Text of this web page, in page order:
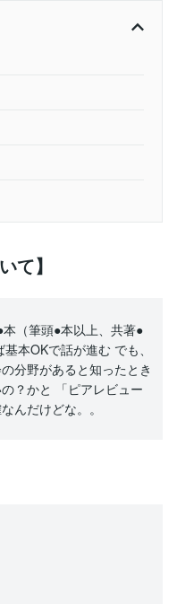
て】
（筆頭●本以上、共著●
本OKで話が進む でも、
分野があると知ったとき
？かと 「ピアレビュー
んだけどな。。